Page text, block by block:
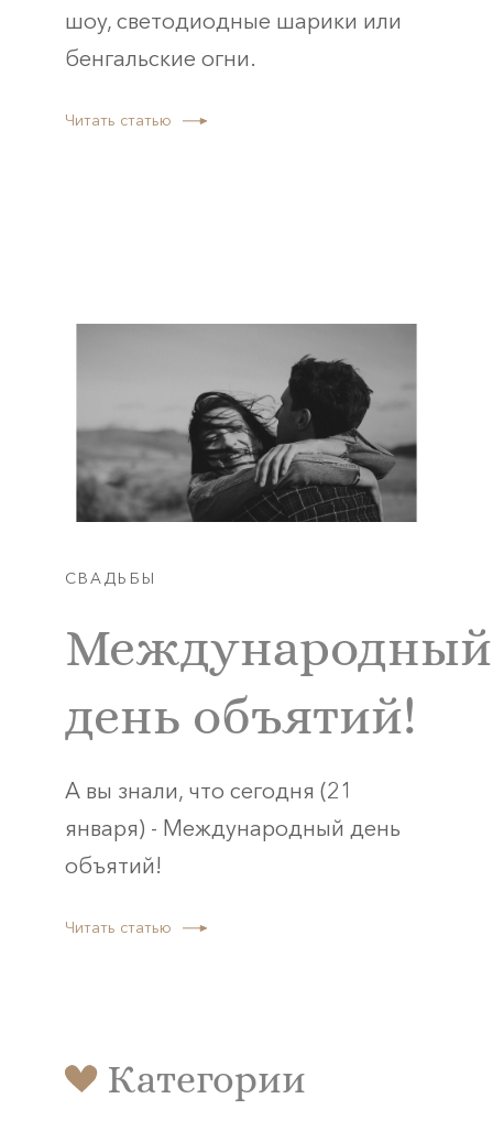
шоу, светодиодные шарики или
бенгальские огни.
Читать статью
СВАДЬБЫ
Международный
день объятий!
А вы знали, что сегодня (21
января) - Международный день
объятий!
Читать статью
Категории